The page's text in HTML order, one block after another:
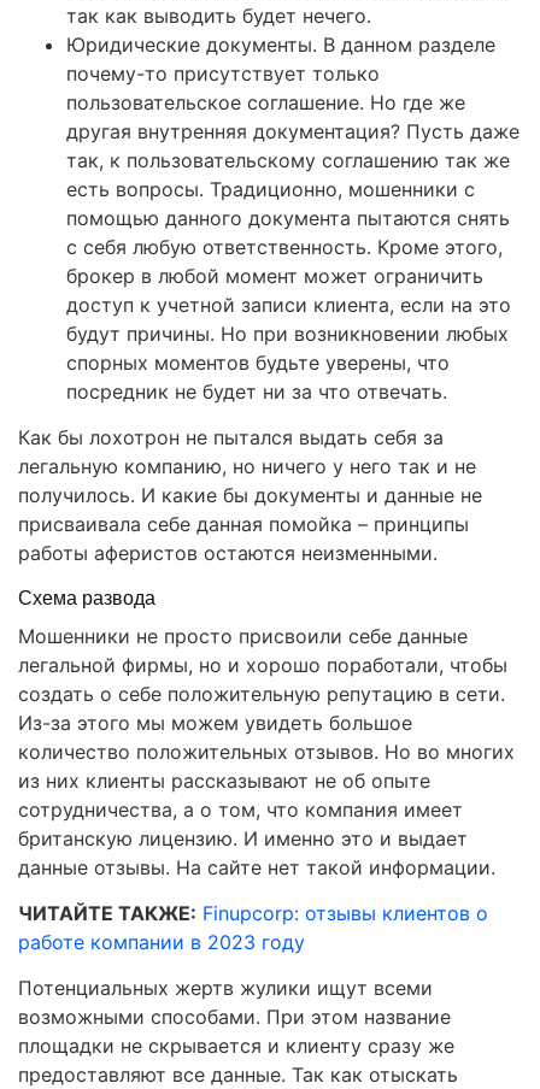
так как выводить будет нечего.
Юридические документы. В данном разделе
почему-то присутствует только
пользовательское соглашение. Но где же
другая внутренняя документация? Пусть даже
так, к пользовательскому соглашению так же
есть вопросы. Традиционно, мошенники с
помощью данного документа пытаются снять
с себя любую ответственность. Кроме этого,
брокер в любой момент может ограничить
доступ к учетной записи клиента, если на это
будут причины. Но при возникновении любых
спорных моментов будьте уверены, что
посредник не будет ни за что отвечать.
Как бы лохотрон не пытался выдать себя за
легальную компанию, но ничего у него так и не
получилось. И какие бы документы и данные не
присваивала себе данная помойка – принципы
работы аферистов остаются неизменными.
Схема развода
Мошенники не просто присвоили себе данные
легальной фирмы, но и хорошо поработали, чтобы
создать о себе положительную репутацию в сети.
Из-за этого мы можем увидеть большое
количество положительных отзывов. Но во многих
из них клиенты рассказывают не об опыте
сотрудничества, а о том, что компания имеет
британскую лицензию. И именно это и выдает
данные отзывы. На сайте нет такой информации.
ЧИТАЙТЕ ТАКЖЕ: Finupcorp: отзывы клиентов о
работе компании в 2023 году
Потенциальных жертв жулики ищут всеми
возможными способами. При этом название
площадки не скрывается и клиенту сразу же
предоставляют все данные. Так как отыскать